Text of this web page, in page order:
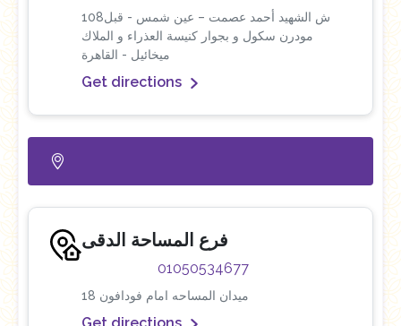
108ش الشهيد أحمد عصمت – عين شمس - قبل
مودرن سكول و بجوار كنيسة العذراء و الملاك
ميخائيل - القاهرة
Get directions
فرع المساحة الدقى
01050534677
18 ميدان المساحه امام فودافون